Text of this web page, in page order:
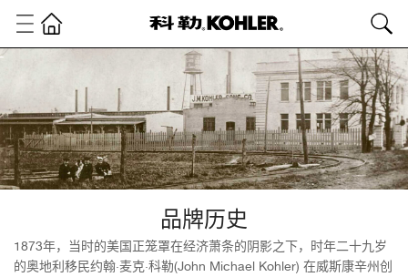
品牌历史
1873年，当时的美国正笼罩在经济萧条的阴影之下，时年二十九岁
的奥地利移民约翰·麦克·科勒(John Michael Kohler) 在威斯康辛州创